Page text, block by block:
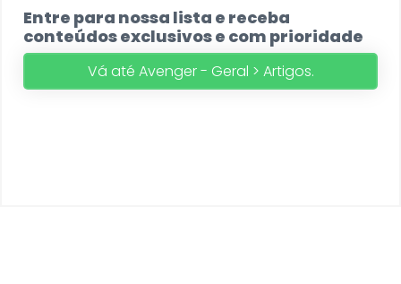
Entre para nossa lista e receba
conteúdos exclusivos e com prioridade
Vá até Avenger - Geral > Artigos.